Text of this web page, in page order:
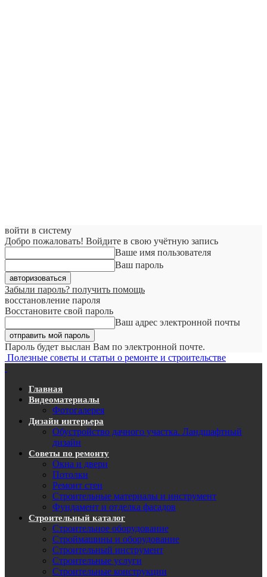
войти в систему
Добро пожаловать! Войдите в свою учётную запись
Ваше имя пользователя
Ваш пароль
Забыли пароль? получить помощь
восстановление пароля
Восстановите свой пароль
Ваш адрес электронной почты
Пароль будет выслан Вам по электронной почте.
Полезные советы и статьи о ремонте и строительстве
Главная
Видеоматериалы
Фотогалерея
Дизайн интерьера
Обустройство дачного участка. Ландшафтный
дизайн
Советы по ремонту
Окна и двери
Потолки
Ремонт стен
Строительные материалы и инструмент
Фундамент и отделка фасадов
Строительный каталог
Строительное оборудование
Строймашины и оборудование
Строительный инструмент
Строительные услуги
Строительные конструкции